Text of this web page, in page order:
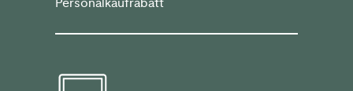
Personalkaufrabatt